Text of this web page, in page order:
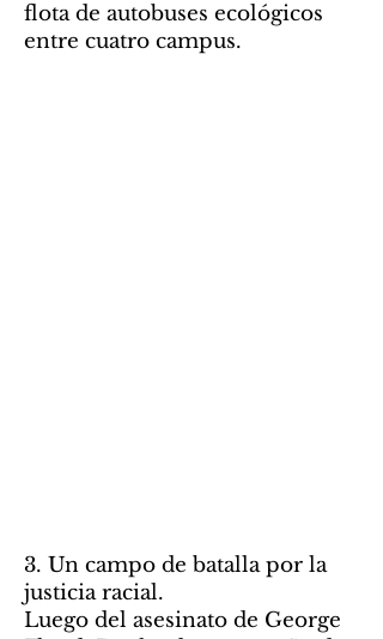
flota de autobuses ecológicos
entre cuatro campus.
3. Un campo de batalla por la
justicia racial.
Luego del asesinato de George